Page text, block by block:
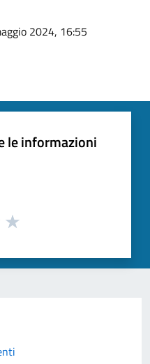
2024, 16:55
le informazioni